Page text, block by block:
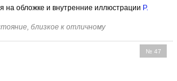
на обложке и внутренние иллюстрации Р.
близкое к отличному
№ 47